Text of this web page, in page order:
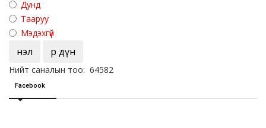
Дунд
Тааруу
Мэдэхгүй
Үнэл Үр дүн
Нийт саналын тоо: 64582
Facebook